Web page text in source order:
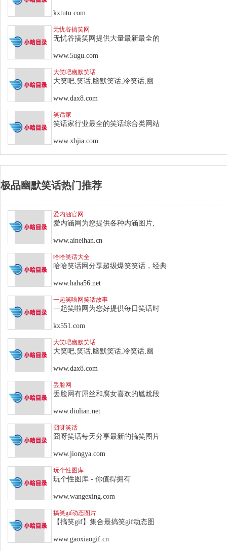
kxtutu.com
无忧谷搞笑网
无忧谷搞笑网提供大量最新最全的
www.5ugu.com
大笑吧幽默笑话
大笑吧,笑话,幽默笑话,冷笑话,幽
www.dax8.com
笑话家
笑话家行业最全的笑话综合类网站
www.xhjia.com
极品幽默笑话热门推荐
爱内涵官网
爱内涵网为您提供各种内涵图片,
www.aineihan.cn
哈哈笑话大全
哈哈笑话网分享超级爆笑笑话，经典
www.haha56.net
一起笑啦网笑话故事
一起笑啦网为您好提供每日笑话时
kx551.com
大笑吧幽默笑话
大笑吧,笑话,幽默笑话,冷笑话,幽
www.dax8.com
丢脸网
丢脸网有屌丝和腐女喜欢的尴尬段
www.diulian.net
囧呀笑话
囧呀笑话每天分享最新的搞笑图片
www.jiongya.com
玩个性图库
玩个性图库 - 你值得拥有
www.wangexing.com
搞笑gif动态图片
【搞笑gif】集合最搞笑gif动态图
www.gaoxiaogif.cn